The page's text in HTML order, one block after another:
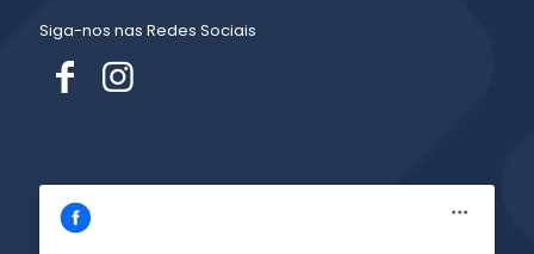
Siga-nos nas Redes Sociais